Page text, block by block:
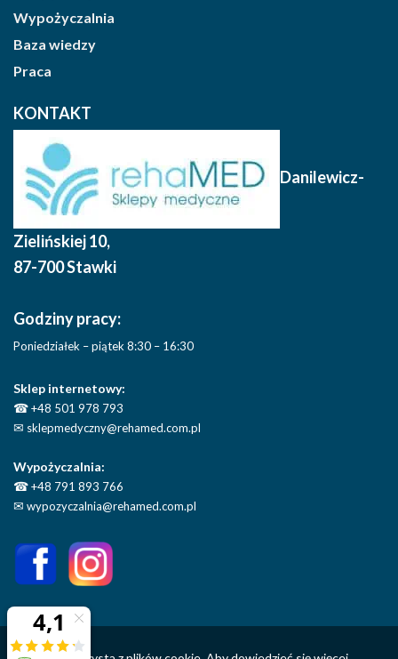
Wypożyczalnia
Baza wiedzy
Praca
KONTAKT
Danilewicz-
Zielińskiej 10,
87-700 Stawki
Godziny pracy:
Poniedziałek – piątek 8:30 – 16:30
Sklep internetowy:
☎+48 501 978 793
✉ sklepmedyczny@rehamed.com.pl
Wypożyczalnia:
☎+48 791 893 766
✉ wypozyczalnia@rehamed.com.pl